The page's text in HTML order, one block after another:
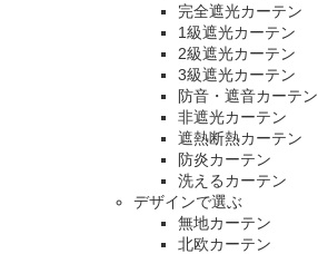
完全遮光カーテン
1級遮光カーテン
2級遮光カーテン
3級遮光カーテン
防音・遮音カーテン
非遮光カーテン
遮熱断熱カーテン
防炎カーテン
洗えるカーテン
デザインで選ぶ
無地カーテン
北欧カーテン